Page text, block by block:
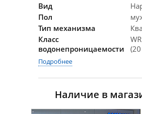
Вид
Пол
Тип механизма
Класс
водонепроницаемости
Подробнее
Наличие в